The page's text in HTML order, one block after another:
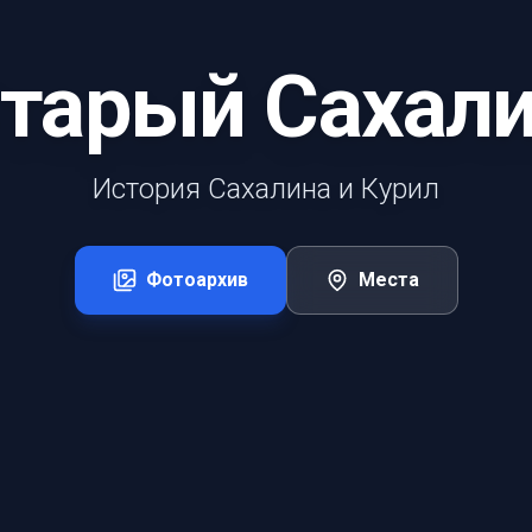
История Сахалина и Курил
Фотоархив Места